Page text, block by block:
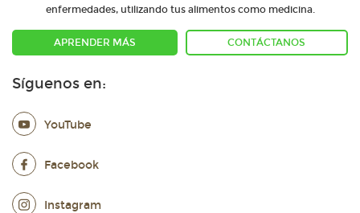
enfermedades, utilizando tus alimentos como medicina.
APRENDER MÁS CONTÁCTANOS
Síguenos en:
YouTube
Facebook
Instagram